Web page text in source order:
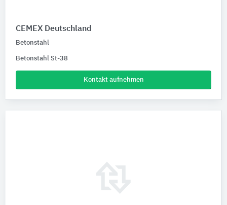
CEMEX Deutschland
Betonstahl
Betonstahl St-38
Kontakt aufnehmen